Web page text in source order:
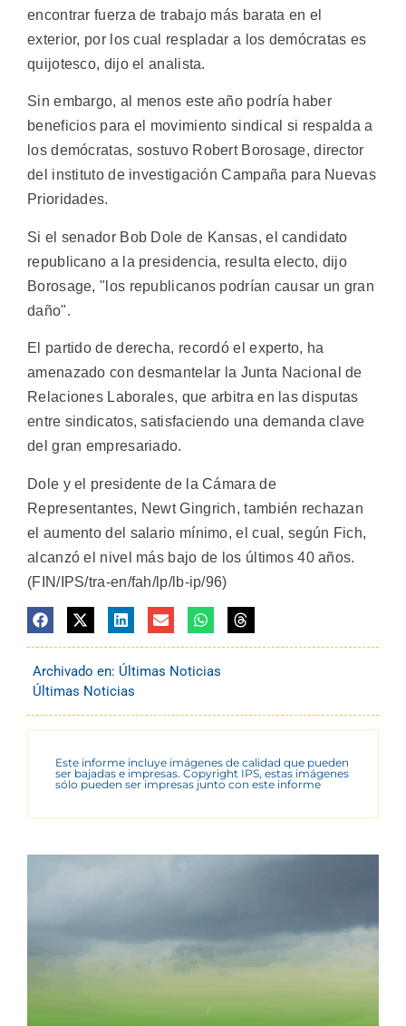
encontrar fuerza de trabajo más barata en el
exterior, por los cual respladar a los demócratas es
quijotesco, dijo el analista.
Sin embargo, al menos este año podría haber
beneficios para el movimiento sindical si respalda a
los demócratas, sostuvo Robert Borosage, director
del instituto de investigación Campaña para Nuevas
Prioridades.
Si el senador Bob Dole de Kansas, el candidato
republicano a la presidencia, resulta electo, dijo
Borosage, "los republicanos podrían causar un gran
daño".
El partido de derecha, recordó el experto, ha
amenazado con desmantelar la Junta Nacional de
Relaciones Laborales, que arbitra en las disputas
entre sindicatos, satisfaciendo una demanda clave
del gran empresariado.
Dole y el presidente de la Cámara de
Representantes, Newt Gingrich, también rechazan
el aumento del salario mínimo, el cual, según Fich,
alcanzó el nivel más bajo de los últimos 40 años.
(FIN/IPS/tra-en/fah/lp/lb-ip/96)
Archivado en: Últimas Noticias
Últimas Noticias
Este informe incluye imágenes de calidad que pueden
ser bajadas e impresas. Copyright IPS, estas imágenes
sólo pueden ser impresas junto con este informe